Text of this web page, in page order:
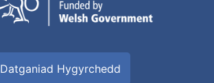
Datganiad Hygyrchedd